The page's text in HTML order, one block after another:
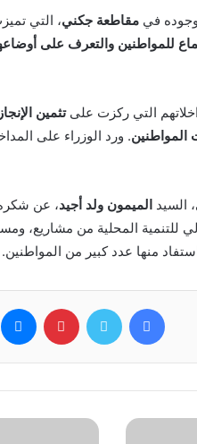
في مقاطعة جكني، التي
للمواطنين والتعرف على
التي ركزت علىتثمين
المواطنين. ورد الوزراء على
السيد الميمون ولد أجيد، عن
للتنمية المحلية من مشاريع،
منها عدد كبير من المواطنين.
فيسبوك تويتر بينتيريست